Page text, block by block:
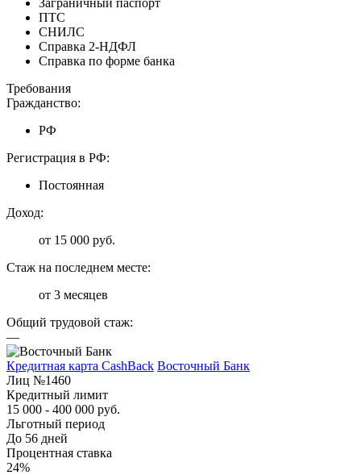
ПТС
СНИЛС
Справка 2-НДФЛ
Справка по форме банка
Требования
Гражданство:
РФ
Регистрация в РФ:
Постоянная
Доход:
от 15 000 руб.
Стаж на последнем месте:
от 3 месяцев
Общий трудовой стаж:
—
Кредитная карта CashBack Восточный Банк
Лиц №1460
Кредитный лимит
15 000 - 400 000 руб.
Льготный период
До 56 дней
Процентная ставка
24%